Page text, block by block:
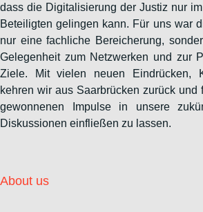
dass die Digitalisierung der Justiz nur
Beteiligten gelingen kann. Für uns war
nur eine fachliche Bereicherung,
Gelegenheit zum Netzwerken und zur
Ziele. Mit vielen neuen Eindrücken,
kehren wir aus Saarbrücken zurück und
gewonnenen Impulse in unsere
Diskussionen einfließen zu lassen.
About us